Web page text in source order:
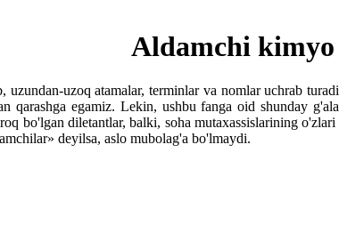
Aldamchi kimyo
uzoq atamalar, terminlar va nomlar uchrab
qarashga egamiz. Lekin, ushbu fanga oid shunday
bo'lgan diletantlar, balki, soha mutaxassislarining
deyilsa, aslo mubolag'a bo'lmaydi.